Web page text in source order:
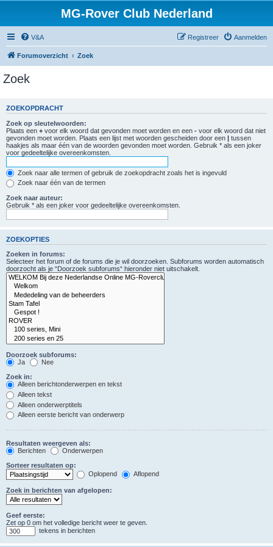
MG-Rover Club Nederland
V&A Aanmelden
Registreer
Forumoverzicht Zoek
Zoek
ZOEKOPDRACHT
Zoek op sleutelwoorden:
Plaats een + voor elk woord dat gevonden moet worden en een - voor elk woord dat niet
gevonden moet worden. Plaats een lijst met woorden gescheiden door een | tussen
haakjes als maar één van de woorden gevonden moet worden. Gebruik * als een joker
voor gedeeltelijke overeenkomsten.
Zoek naar alle termen of gebruik de zoekopdracht zoals het is ingevuld
Zoek naar één van de termen
Zoek naar auteur:
Gebruik * als een joker voor gedeeltelijke overeenkomsten.
ZOEKOPTIES
Zoeken in forums:
Selecteer het forum of de forums die je wil doorzoeken. Subforums worden automatisch
doorzocht als je “Doorzoek subforums“ hieronder niet uitschakelt.
Doorzoek subforums:
Ja
Nee
Zoek in:
Alleen berichtonderwerpen en tekst
Alleen tekst
Alleen onderwerptitels
Alleen eerste bericht van onderwerp
Resultaten weergeven als:
Berichten
Onderwerpen
Sorteer resultaten op:
Oplopend
Aflopend
Zoek in berichten van afgelopen:
Geef eerste:
Zet op 0 om het volledige bericht weer te geven.
tekens in berichten